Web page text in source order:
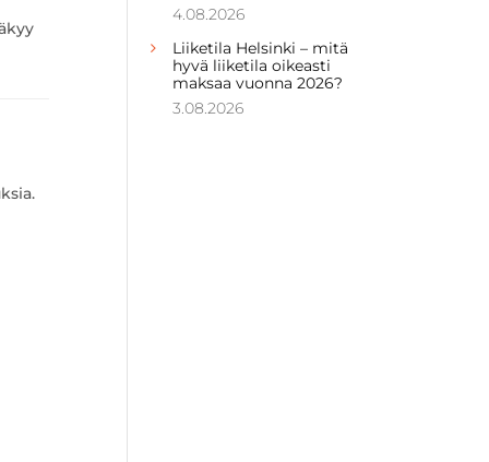
4.08.2026
Liiketila Helsinki – mitä
hyvä liiketila oikeasti
maksaa vuonna 2026?
3.08.2026